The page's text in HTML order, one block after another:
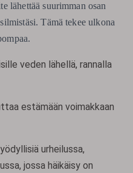
lähettää suurimman osan
Tämä tekee ulkona
veden lähellä, rannalla
estämään voimakkaan
urheilussa,
jossa häikäisy on